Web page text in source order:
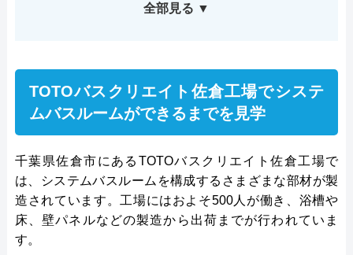
全部見る ▼
TOTOバスクリエイト佐倉工場でシステ
ムバスルームができるまでを見学
千葉県佐倉市にあるTOTOバスクリエイト佐倉工場で
は、システムバスルームを構成するさまざまな部材が製
造されています。工場にはおよそ500人が働き、浴槽や
床、壁パネルなどの製造から出荷までが行われていま
す。